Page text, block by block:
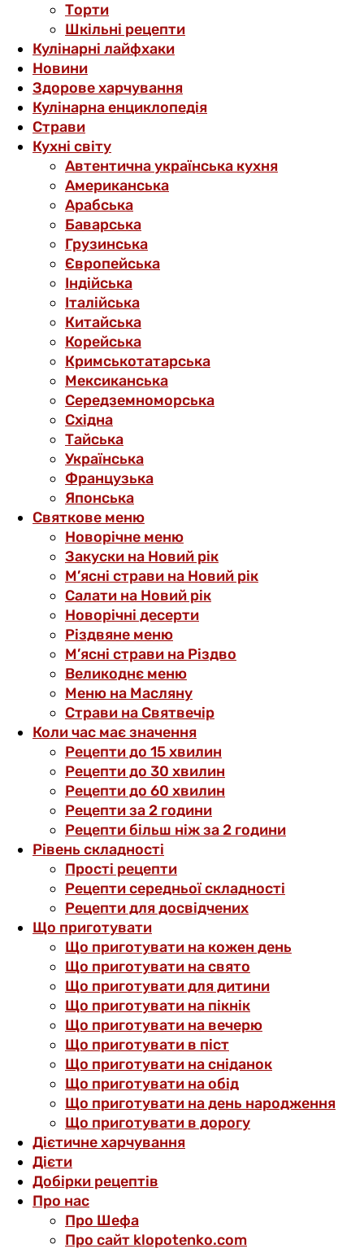
Торти
Шкільні рецепти
Кулінарні лайфхаки
Новини
Здорове харчування
Кулінарна енциклопедія
Страви
Кухні світу
Автентична українська кухня
Американська
Арабська
Баварська
Грузинська
Європейська
Індійська
Італійська
Китайська
Корейська
Кримськотатарська
Мексиканська
Середземноморська
Східна
Тайська
Українська
Французька
Японська
Святкове меню
Новорічне меню
Закуски на Новий рік
М’ясні страви на Новий рік
Салати на Новий рік
Новорічні десерти
Різдвяне меню
М’ясні страви на Різдво
Великоднє меню
Меню на Масляну
Страви на Святвечір
Коли час має значення
Рецепти до 15 хвилин
Рецепти до 30 хвилин
Рецепти до 60 хвилин
Рецепти за 2 години
Рецепти більш ніж за 2 години
Рівень складності
Прості рецепти
Рецепти середньої складності
Рецепти для досвідчених
Що приготувати
Що приготувати на кожен день
Що приготувати на свято
Що приготувати для дитини
Що приготувати на пікнік
Що приготувати на вечерю
Що приготувати в піст
Що приготувати на сніданок
Що приготувати на обід
Що приготувати на день народження
Що приготувати в дорогу
Дієтичне харчування
Дієти
Добірки рецептів
Про нас
Про Шефа
Про сайт klopotenko.com